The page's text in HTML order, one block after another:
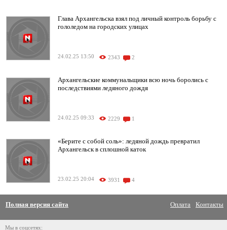
Глава Архангельска взял под личный контроль борьбу с
гололедом на городских улицах
24.02.25 13:50 2343 2
Архангельские коммунальщики всю ночь боролись с
последствиями ледяного дождя
24.02.25 09:33 2229 1
«Берите с собой соль»: ледяной дождь превратил
Архангельск в сплошной каток
23.02.25 20:04 3931 4
Полная версия сайта Оплата Контакты
Мы в соцсетях: